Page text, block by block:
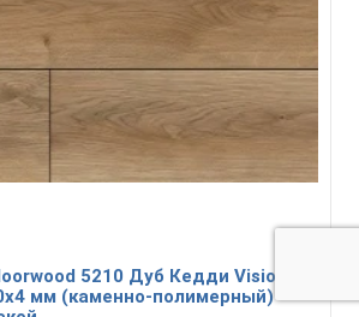
5210 Дуб Кедди Visio 43
мм (каменно-полимерный)